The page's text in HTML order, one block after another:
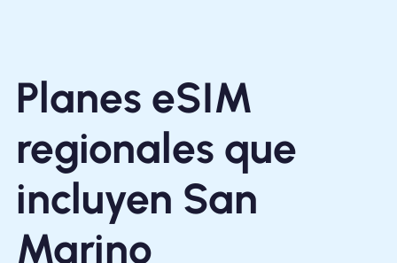
Planes eSIM
regionales que
incluyen San
Marino